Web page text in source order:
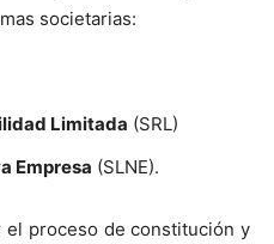
societarias:
Limitada (SRL)
Empresa (SLNE).
proceso de constitución y